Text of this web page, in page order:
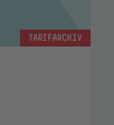
TARIFARCHIV